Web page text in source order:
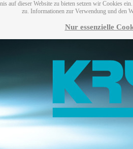
auf dieser Website zu bieten setzen wir Cookies
zu. Informationen zur Verwendung und den
Nur essenzielle